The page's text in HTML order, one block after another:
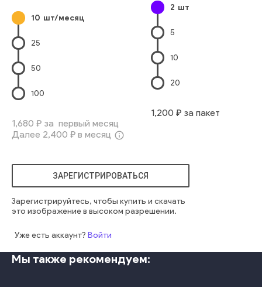
капуцин еда
капучино безалкогольный напиток
10 шт/месяц
25
50
100
1,680 ₽ за первый месяц
Далее 2,400 ₽ в месяц info_outline
2 шт
5
10
20
1,200 ₽ за пакет
ЗАРЕГИСТРИРОВАТЬСЯ
Зарегистрируйтесь, чтобы купить и скачать
это изображение в высоком разрешении.
Уже есть аккаунт? Войти
Мы также рекомендуем: